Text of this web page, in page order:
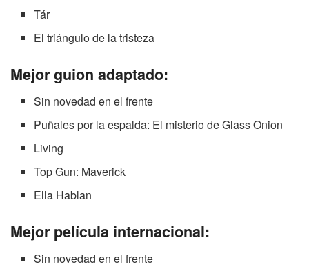
Tár
El triángulo de la tristeza
Mejor guion adaptado:
Sin novedad en el frente
Puñales por la espalda: El misterio de Glass Onion
Living
Top Gun: Maverick
Ella Hablan
Mejor película internacional:
Sin novedad en el frente